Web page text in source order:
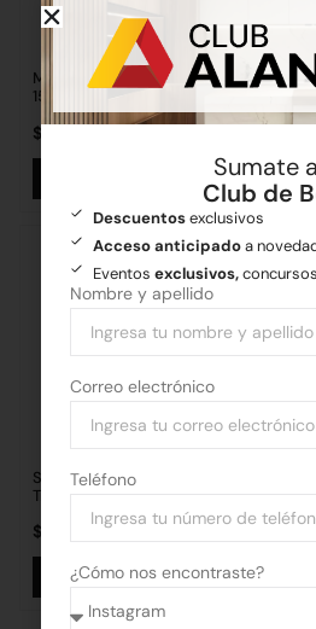
Manguera Riego Mallada 1/2 x
15Mts
$
Soporte para manguera
Tramontina
$ 2.922,15
Añadir al carrito
$
Sumate
Club de
Descuentosexclusivos
Acceso anticipadoa
Eventos exclusivos,
Nombre y apellido
Correo electrónico
Teléfono
¿Cómo nos encontraste?